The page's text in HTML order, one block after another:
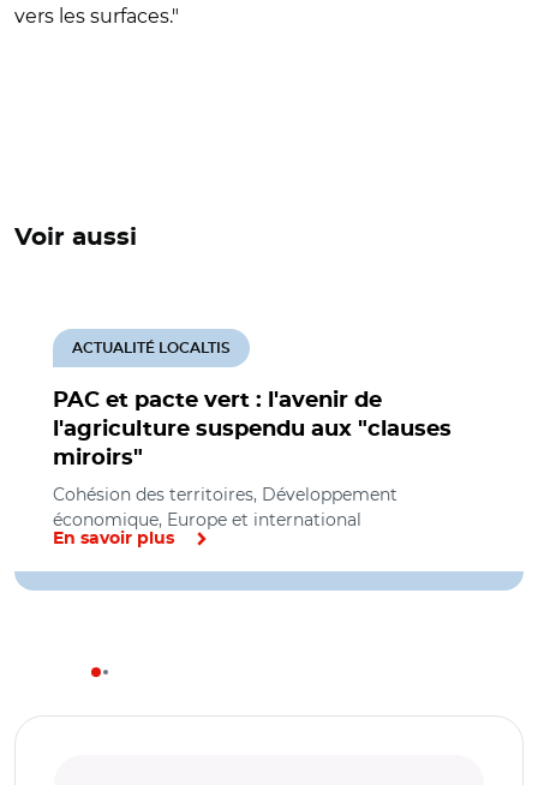
vers les surfaces."
Voir aussi
PAC et pacte vert : l'avenir de
l'agriculture suspendu aux "clauses
miroirs"
ACTUALITÉ LOCALTIS
Cohésion des territoires, Développement
économique, Europe et international
En savoir plus